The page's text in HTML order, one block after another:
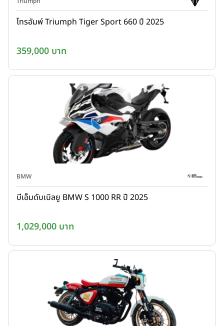
ไทรอัมพ์ Triumph Tiger Sport 660 ปี 2025
359,000 บาท
BMW
บีเอ็มดับเบิลยู BMW S 1000 RR ปี 2025
1,029,000 บาท